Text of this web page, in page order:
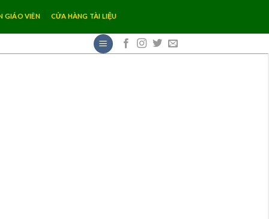
GIÁO VIÊN CỬA HÀNG TÀI LIỆU